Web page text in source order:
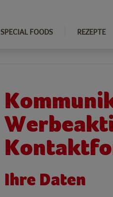
SPECIAL FOODS REZEPTE
Ihre Daten